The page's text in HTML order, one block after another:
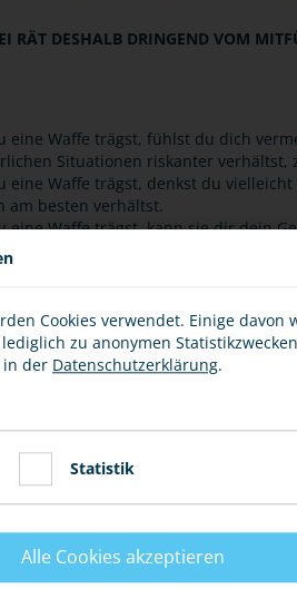
RÄT DESHALB DRINGEND VOM
eine Waffe trägst, fühlst du dich
Situationen riskanter verhältst,
eine Waffe trägst, denkst du
am besten verhältst.
eine Waffe trägst, kann sie dir dein
eine Waffe trägst, kann die Gewalt
eine Waffe trägst, ist es für Helfer
eine Waffe trägst, besteht die
mit einem Messer. Das kann
werden.
und unechte Waffen
dass die Polizei im schlimmsten
Verstöße gegen
geahndet werden.
Cookies verwendet. Einige davon
zu anonymen
in der Datenschutzerklärung.
Statistik
Alle Cookies akzeptieren